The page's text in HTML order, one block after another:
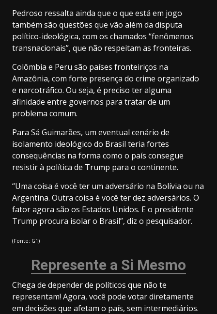
Pedroso ressalta ainda que o que está em jogo
também são questões que vão além da disputa
político-ideológica, com os chamados “fenômenos
transnacionais”, que não respeitam as fronteiras.
Colômbia e Peru são países fronteiriços na
Amazônia, com forte presença do crime organizado
e narcotráfico. Ou seja, é preciso ter alguma
afinidade entre governos para tratar de um
problema comum.
Para Sá Guimarães, um eventual cenário de
isolamento ideológico do Brasil teria fortes
consequências na forma como o país consegue
resistir à política de Trump para o continente.
“Uma coisa é você ter um adversário na Bolívia ou na
Argentina. Outra coisa é você ter dez adversários. O
fator agora são os Estados Unidos. E o presidente
Trump procura isolar o Brasil”, diz o pesquisador.
(Fonte: G1)
Represente a Si Mesmo
Chega de depender de políticos que não te
representam! Agora, você pode votar diretamente
em decisões que afetam o país, sem intermediários.